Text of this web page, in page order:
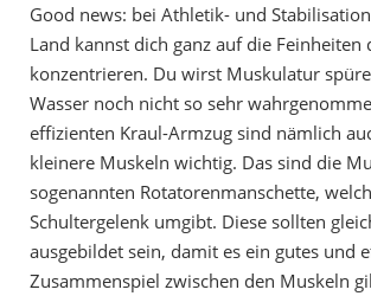
Good news: bei Athletik- und
Land kannst dich ganz auf die Feinheiten
konzentrieren. Du wirst Muskulatur
Wasser noch nicht so sehr
effizienten Kraul-Armzug sind nämlich
kleinere Muskeln wichtig. Das sind die
sogenannten Rotatorenmanschette,
Schultergelenk umgibt. Diese sollten
ausgebildet sein, damit es ein gutes und
Zusammenspiel zwischen den Muskeln